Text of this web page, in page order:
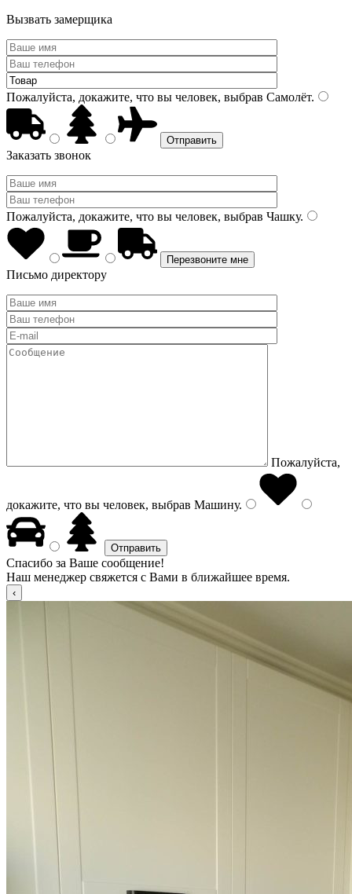
Вызвать замерщика
Пожалуйста, докажите, что вы человек, выбрав Самолёт.
Заказать звонок
Пожалуйста, докажите, что вы человек, выбрав Чашку.
Письмо директору
Пожалуйста,
докажите, что вы человек, выбрав Машину.
Спасибо за Ваше сообщение!
Наш менеджер свяжется с Вами в ближайшее время.